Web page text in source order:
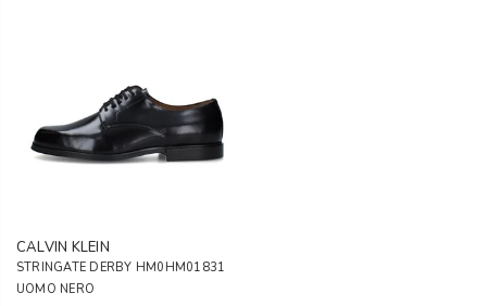
CALVIN KLEIN
STRINGATE DERBY HM0HM01831
UOMO NERO